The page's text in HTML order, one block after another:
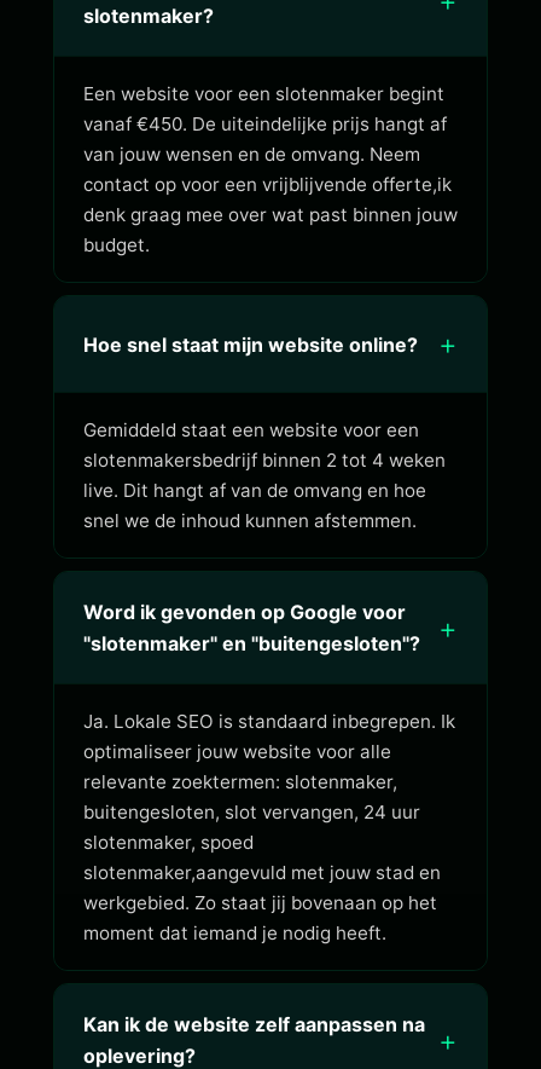
slotenmaker?
Een website voor een slotenmaker begint
vanaf €450. De uiteindelijke prijs hangt af
van jouw wensen en de omvang. Neem
contact op voor een vrijblijvende offerte,ik
denk graag mee over wat past binnen jouw
budget.
Hoe snel staat mijn website online? +
Gemiddeld staat een website voor een
slotenmakersbedrijf binnen 2 tot 4 weken
live. Dit hangt af van de omvang en hoe
snel we de inhoud kunnen afstemmen.
Word ik gevonden op Google voor
"slotenmaker" en "buitengesloten"?
+
Ja. Lokale SEO is standaard inbegrepen. Ik
optimaliseer jouw website voor alle
relevante zoektermen: slotenmaker,
buitengesloten, slot vervangen, 24 uur
slotenmaker, spoed
slotenmaker,aangevuld met jouw stad en
werkgebied. Zo staat jij bovenaan op het
moment dat iemand je nodig heeft.
Kan ik de website zelf aanpassen na
oplevering?
+